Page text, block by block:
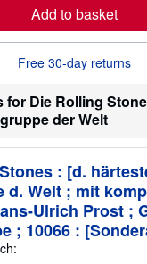
b
o
t
i
i
g
r
t
e
Add to basket
Free 30-day returns
for Die Rolling
der Welt
: [d.
d. Welt ; mit
Ulrich Prost ;
; 10066 :